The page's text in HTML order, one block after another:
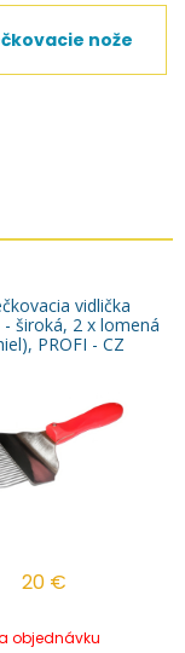
nože
vidlička
široká, 2 x lomená
PROFI - CZ
20 €
objednávku